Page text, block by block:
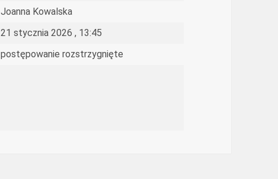
Joanna Kowalska
21 stycznia 2026 , 13:45
postępowanie rozstrzygnięte